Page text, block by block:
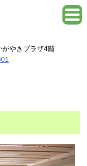
やきプラザ4階